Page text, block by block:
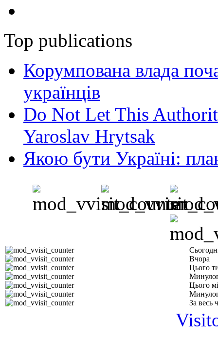
Top publications
Корумпована влада
українців
Do Not Let This
Yaroslav Hrytsak
Якою бути Україні:
Вчора
Цього
Цього
За весь